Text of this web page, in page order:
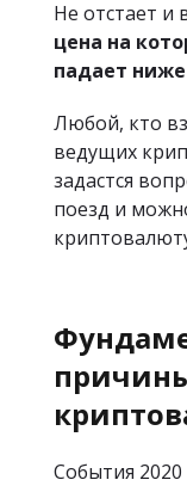
Не отстает и
цена на
падает ниже
Любой, кто
ведущих
задастся
поезд и
События